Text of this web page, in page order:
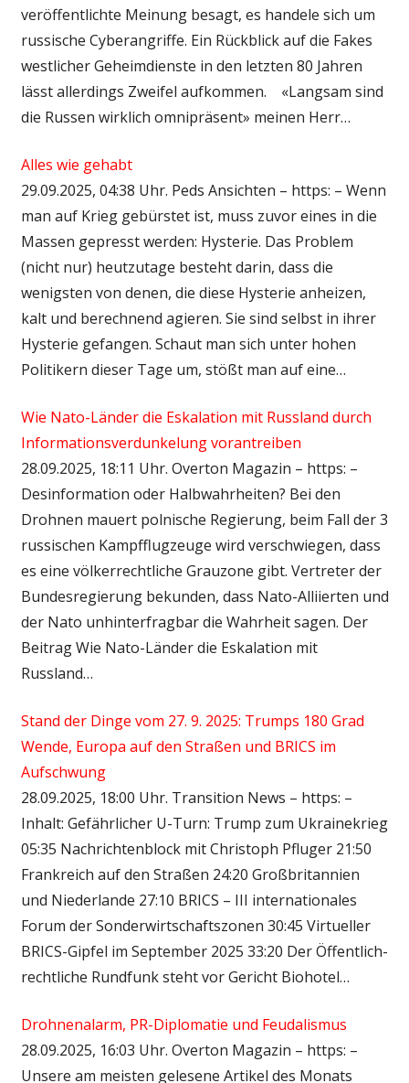
veröffentlichte Meinung besagt, es handele sich um
russische Cyberangriffe. Ein Rückblick auf die Fakes
westlicher Geheimdienste in den letzten 80 Jahren
lässt allerdings Zweifel aufkommen. «Langsam sind
die Russen wirklich omnipräsent» meinen Herr…
Alles wie gehabt
29.09.2025, 04:38 Uhr. Peds Ansichten – https: – Wenn
man auf Krieg gebürstet ist, muss zuvor eines in die
Massen gepresst werden: Hysterie. Das Problem
(nicht nur) heutzutage besteht darin, dass die
wenigsten von denen, die diese Hysterie anheizen,
kalt und berechnend agieren. Sie sind selbst in ihrer
Hysterie gefangen. Schaut man sich unter hohen
Politikern dieser Tage um, stößt man auf eine…
Wie Nato-Länder die Eskalation mit Russland durch
Informationsverdunkelung vorantreiben
28.09.2025, 18:11 Uhr. Overton Magazin – https: –
Desinformation oder Halbwahrheiten? Bei den
Drohnen mauert polnische Regierung, beim Fall der 3
russischen Kampfflugzeuge wird verschwiegen, dass
es eine völkerrechtliche Grauzone gibt. Vertreter der
Bundesregierung bekunden, dass Nato-Alliierten und
der Nato unhinterfragbar die Wahrheit sagen. Der
Beitrag Wie Nato-Länder die Eskalation mit
Russland…
Stand der Dinge vom 27. 9. 2025: Trumps 180 Grad
Wende, Europa auf den Straßen und BRICS im
Aufschwung
28.09.2025, 18:00 Uhr. Transition News – https: –
Inhalt: Gefährlicher U-Turn: Trump zum Ukrainekrieg
05:35 Nachrichtenblock mit Christoph Pfluger 21:50
Frankreich auf den Straßen 24:20 Großbritannien
und Niederlande 27:10 BRICS – III internationales
Forum der Sonderwirtschaftszonen 30:45 Virtueller
BRICS-Gipfel im September 2025 33:20 Der Öffentlich-
rechtliche Rundfunk steht vor Gericht Biohotel…
Drohnenalarm, PR-Diplomatie und Feudalismus
28.09.2025, 16:03 Uhr. Overton Magazin – https: –
Unsere am meisten gelesene Artikel des Monats